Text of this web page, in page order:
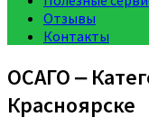
Отзывы
Контакты
ОСАГО ‒
Красноярске